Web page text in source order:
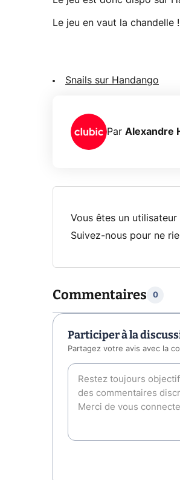
Le jeu en vaut la chandelle !
Snails sur Handango
Par Alexandre
Vous êtes un utilisateur
Suivez-nous pour ne
Commentaires 0
Participer à la
Partagez votre avis avec la